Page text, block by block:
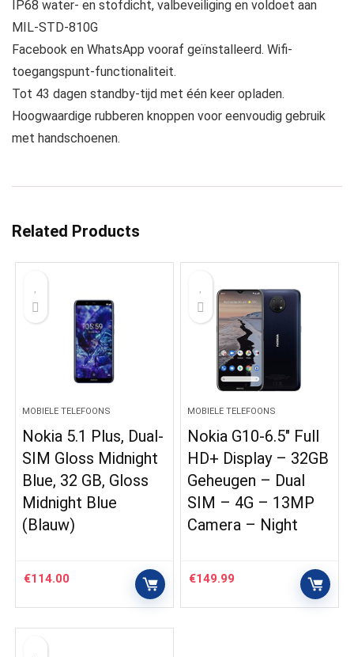
IP68 water- en stofdicht, valbeveiliging en voldoet aan
MIL-STD-810G
Facebook en WhatsApp vooraf geïnstalleerd. Wifi-
toegangspunt-functionaliteit.
Tot 43 dagen standby-tijd met één keer opladen.
Hoogwaardige rubberen knoppen voor eenvoudig gebruik
met handschoenen.
Related Products
MOBIELE TELEFOONS
Nokia 5.1 Plus, Dual-
SIM Gloss Midnight
Blue, 32 GB, Gloss
Midnight Blue
(Blauw)
€114.00
MOBIELE TELEFOONS
Nokia G10-6.5″ Full
HD+ Display – 32GB
Geheugen – Dual
SIM – 4G – 13MP
Camera – Night
€149.99